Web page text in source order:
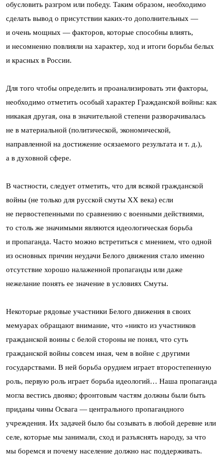
обусловить разгром или победу. Таким образом, необходимо
сделать вывод о присутствии каких-то дополнительных —
и очень мощных — факторов, которые способны влиять,
и несомненно повлияли на характер, ход и итоги борьбы белых
и красных в России.
Для того чтобы определить и проанализировать эти факторы,
необходимо отметить особый характер Гражданской войны: как
никакая другая, она в значительной степени разворачивалась
не в материальной (политической, экономической,
направленной на достижение осязаемого результата и т. д.),
а в духовной сфере.
В частности, следует отметить, что для всякой гражданской
войны (не только для русской смуты ХХ века) если
не первостепенными по сравнению с военными действиями,
то столь же значимыми являются идеологическая борьба
и пропаганда. Часто можно встретиться с мнением, что одной
из основных причин неудачи Белого движения стало именно
отсутствие хорошо налаженной пропаганды или даже
нежелание понять ее значение в условиях Смуты.
Некоторые рядовые участники Белого движения в своих
мемуарах обращают внимание, что «никто из участников
гражданской воины с белой стороны не понял, что суть
гражданской войны совсем иная, чем в войне с другими
государствами. В ней борьба орудием играет второстепенную
роль, первую роль играет борьба идеологий… Наша пропаганда
могла вестись двояко; фронтовым частям должны были быть
приданы чины Освага — центрального пропагандного
учреждения. Их задачей было бы созывать в любой деревне или
селе, которые мы занимали, сход и разъяснять народу, за что
мы боремся и почему население должно нас поддерживать.